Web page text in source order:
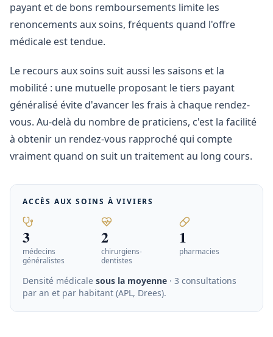
payant et de bons remboursements limite les
renoncements aux soins, fréquents quand l'offre
médicale est tendue.
Le recours aux soins suit aussi les saisons et la
mobilité : une mutuelle proposant le tiers payant
généralisé évite d'avancer les frais à chaque rendez-
vous. Au-delà du nombre de praticiens, c'est la facilité
à obtenir un rendez-vous rapproché qui compte
vraiment quand on suit un traitement au long cours.
ACCÈS AUX SOINS ÀVIVIERS
3
médecins
généralistes
2
chirurgiens-
dentistes
1
pharmacies
Densité médicale sous la moyenne · 3 consultations
par an et par habitant (APL, Drees).